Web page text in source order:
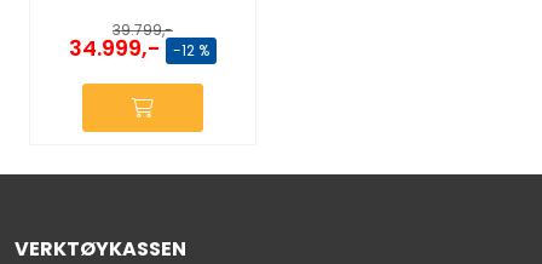
39.799,-
34.999,- -12 %
VERKTØYKASSEN